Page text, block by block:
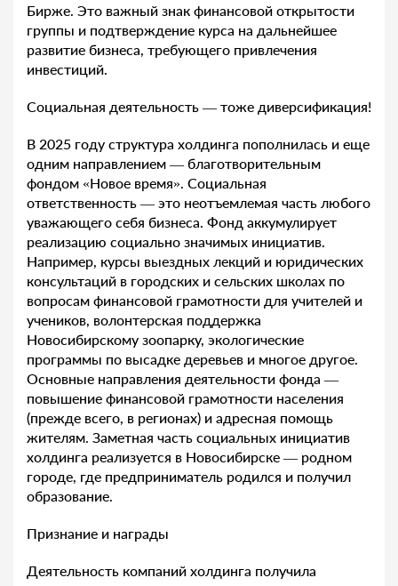
Бирже. Это важный знак финансовой открытости
группы и подтверждение курса на дальнейшее
развитие бизнеса, требующего привлечения
инвестиций.
Социальная деятельность — тоже диверсификация!
В 2025 году структура холдинга пополнилась и еще
одним направлением — благотворительным
фондом «Новое время». Социальная
ответственность — это неотъемлемая часть любого
уважающего себя бизнеса. Фонд аккумулирует
реализацию социально значимых инициатив.
Например, курсы выездных лекций и юридических
консультаций в городских и сельских школах по
вопросам финансовой грамотности для учителей и
учеников, волонтерская поддержка
Новосибирскому зоопарку, экологические
программы по высадке деревьев и многое другое.
Основные направления деятельности фонда —
повышение финансовой грамотности населения
(прежде всего, в регионах) и адресная помощь
жителям. Заметная часть социальных инициатив
холдинга реализуется в Новосибирске — родном
городе, где предприниматель родился и получил
образование.
Признание и награды
Деятельность компаний холдинга получила